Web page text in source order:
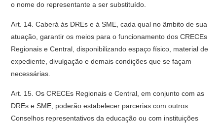
o nome do representante a ser substituído.
Art. 14. Caberá às DREs e à SME, cada qual no âmbito de sua
atuação, garantir os meios para o funcionamento dos CRECEs
Regionais e Central, disponibilizando espaço físico, material de
expediente, divulgação e demais condições que se façam
necessárias.
Art. 15. Os CRECEs Regionais e Central, em conjunto com as
DREs e SME, poderão estabelecer parcerias com outros
Conselhos representativos da educação ou com instituições